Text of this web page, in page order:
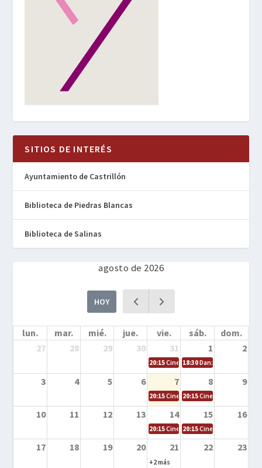
SITIOS DE INTERÉS
Ayuntamiento de Castrillón
Biblioteca de Piedras Blancas
Biblioteca de Salinas
agosto de 2026
HOY
lun. mar. mié. jue. vie. sáb.
dom.
27
28 29 30 31 1 2
20:15Cine en la calle – Cómo
18:30Danza – Cita en el
3 4 5 6 7 8 9
20:15Cine en la calle – El niño y la
20:15Cine en la calle –
10 11 12 13 14 15 16
20:15Cine en la calle – Tortugas
20:15Cine en la calle –
17 18 19 20 21 22 23
+2 más